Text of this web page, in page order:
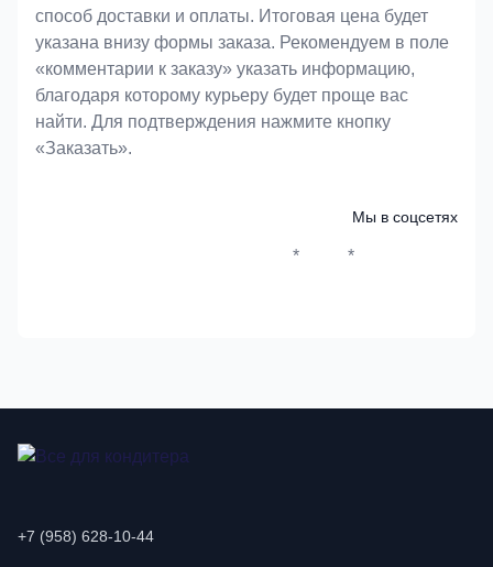
способ доставки и оплаты. Итоговая цена будет
указана внизу формы заказа. Рекомендуем в поле
«комментарии к заказу» указать информацию,
благодаря которому курьеру будет проще вас
найти. Для подтверждения нажмите кнопку
«Заказать».
Мы в соцсетях
* *
+7 (958) 628-10-44